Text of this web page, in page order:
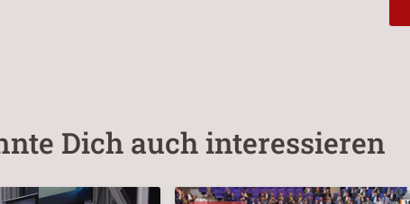
Dich auch interessieren